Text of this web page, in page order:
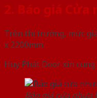
2. Báo giá
Trên thị trường, mức
x 2200mm.
Huy Phát Door xin cung
Báo giá cửa nhựa